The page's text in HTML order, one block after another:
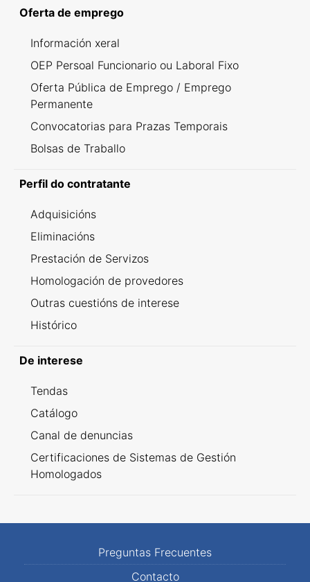
Oferta de emprego
Información xeral
OEP Persoal Funcionario ou Laboral Fixo
Oferta Pública de Emprego / Emprego
Permanente
Convocatorias para Prazas Temporais
Bolsas de Traballo
Perfil do contratante
Adquisicións
Eliminacións
Prestación de Servizos
Homologación de provedores
Outras cuestións de interese
Histórico
De interese
Tendas
Catálogo
Canal de denuncias
Certificaciones de Sistemas de Gestión
Homologados
Preguntas Frecuentes
Contacto